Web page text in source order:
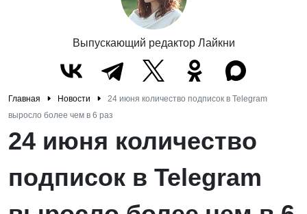
Выпускающий редактор Лайкни
Главная Новости
24 июня количество подписок в Telegram
выросло более чем в 6 раз
24 июня количество
подписок в Telegram